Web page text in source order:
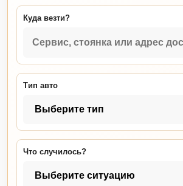
Куда везти?
Тип авто
Что случилось?